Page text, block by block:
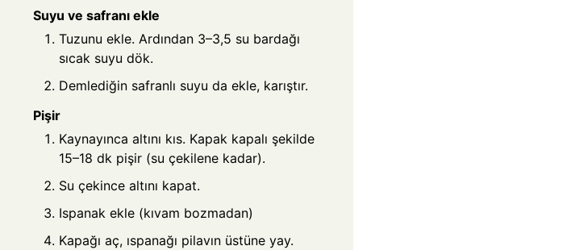
Suyu ve safranı ekle
Tuzunu ekle. Ardından 3–3,5 su bardağı
sıcak suyu dök.
Demlediğin safranlı suyu da ekle, karıştır.
Pişir
Kaynayınca altını kıs. Kapak kapalı şekilde
15–18 dk pişir (su çekilene kadar).
Su çekince altını kapat.
Ispanak ekle (kıvam bozmadan)
Kapağı aç, ıspanağı pilavın üstüne yay.